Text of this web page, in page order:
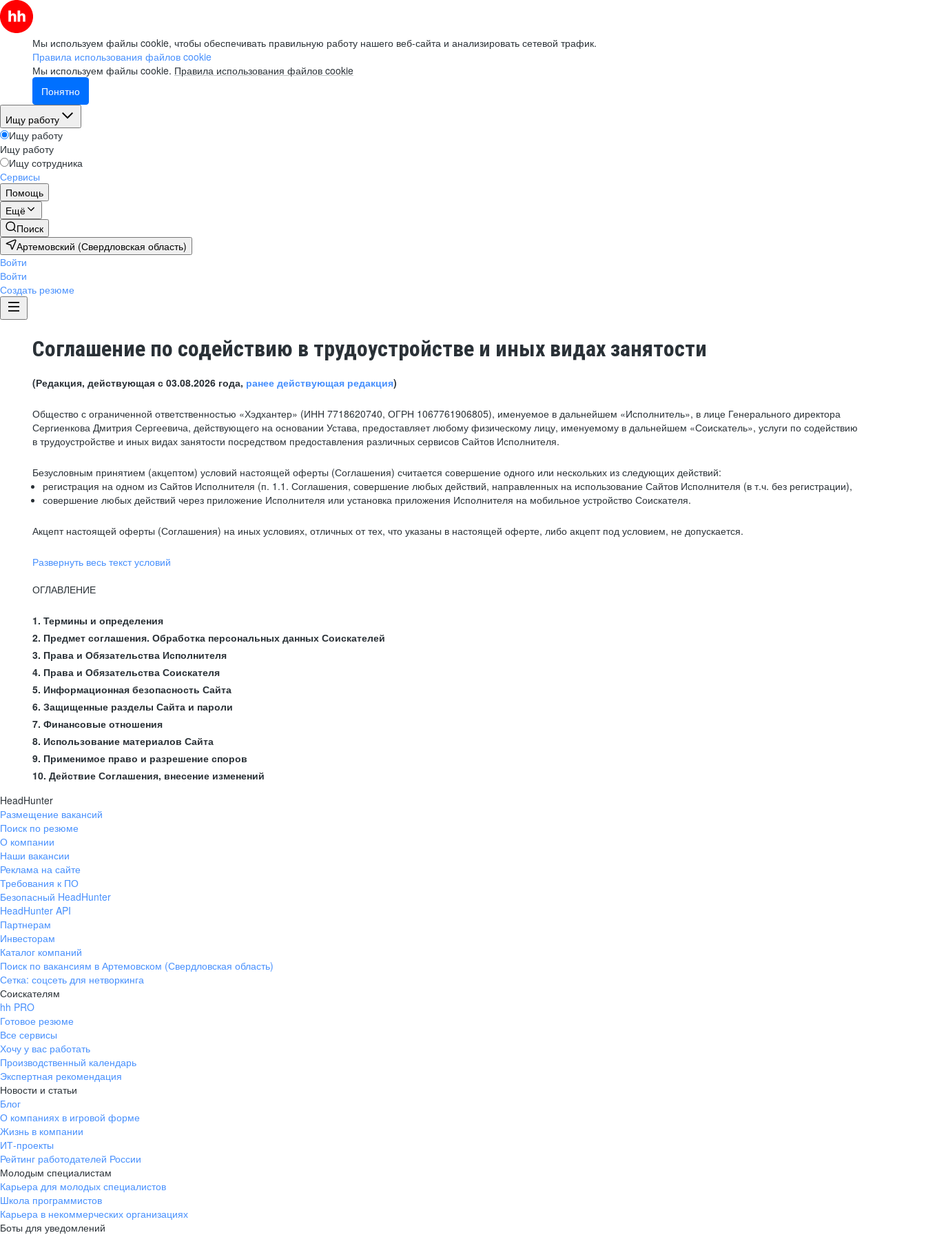
Мы используем файлы cookie, чтобы обеспечивать правильную работу нашего веб-сайта и анализировать сетевой трафик.
Правила использования файлов cookie
Мы используем файлы cookie. Правила использования файлов cookie
Понятно
Ищу работу
Ищу работу
Ищу работу
Ищу сотрудника
Сервисы
Помощь
Ещё
Поиск
Артемовский (Свердловская область)
Войти
Войти
Создать резюме
Соглашение по содействию в трудоустройстве и иных видах занятости
(Редакция, действующая с 03.08.2026 года, ранее действующая редакция)
Общество с ограниченной ответственностью «Хэдхантер» (ИНН 7718620740, ОГРН 1067761906805), именуемое в дальнейшем «Исполнитель», в лице Генерального директора
Сергиенкова Дмитрия Сергеевича, действующего на основании Устава, предоставляет любому физическому лицу, именуемому в дальнейшем «Соискатель», услуги по содействию
в трудоустройстве и иных видах занятости посредством предоставления различных сервисов Сайтов Исполнителя.
Безусловным принятием (акцептом) условий настоящей оферты (Соглашения) считается совершение одного или нескольких из следующих действий:
регистрация на одном из Сайтов Исполнителя (п. 1.1. Соглашения, совершение любых действий, направленных на использование Сайтов Исполнителя (в т.ч. без регистрации),
совершение любых действий через приложение Исполнителя или установка приложения Исполнителя на мобильное устройство Соискателя.
Акцепт настоящей оферты (Соглашения) на иных условиях, отличных от тех, что указаны в настоящей оферте, либо акцепт под условием, не допускается.
Развернуть весь текст условий
ОГЛАВЛЕНИЕ
1. Термины и определения
2. Предмет соглашения. Обработка персональных данных Соискателей
3. Права и Обязательства Исполнителя
4. Права и Обязательства Соискателя
5. Информационная безопасность Сайта
6. Защищенные разделы Сайта и пароли
7. Финансовые отношения
8. Использование материалов Сайта
9. Применимое право и разрешение споров
10. Действие Соглашения, внесение изменений
HeadHunter
Размещение вакансий
Поиск по резюме
О компании
Наши вакансии
Реклама на сайте
Требования к ПО
Безопасный HeadHunter
HeadHunter API
Партнерам
Инвесторам
Каталог компаний
Поиск по вакансиям в Артемовском (Свердловская область)
Сетка: соцсеть для нетворкинга
Соискателям
hh PRO
Готовое резюме
Все сервисы
Хочу у вас работать
Производственный календарь
Экспертная рекомендация
Новости и статьи
Блог
О компаниях в игровой форме
Жизнь в компании
ИТ-проекты
Рейтинг работодателей России
Молодым специалистам
Карьера для молодых специалистов
Школа программистов
Карьера в некоммерческих организациях
Боты для уведомлений